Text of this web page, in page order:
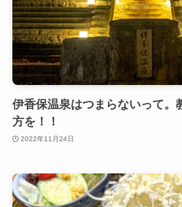
伊香保温泉はつまらないって。
方を！！
2022年11月24日